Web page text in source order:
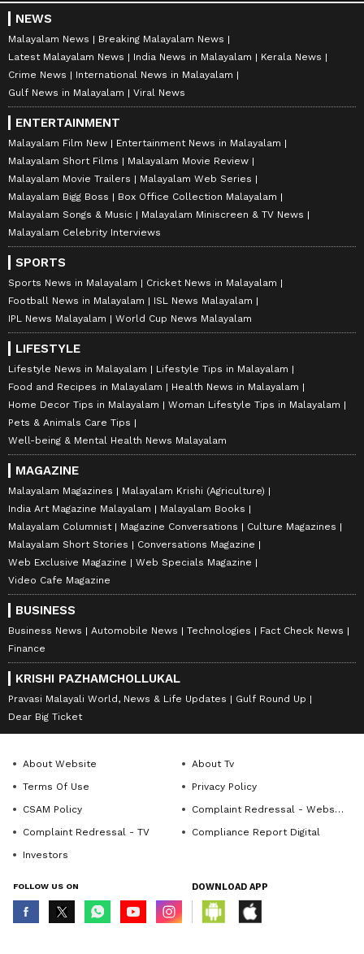
NEWS
Malayalam News
Breaking Malayalam News
Latest Malayalam News
India News in Malayalam
Kerala News
Crime News
International News in Malayalam
Gulf News in Malayalam
Viral News
ENTERTAINMENT
Malayalam Film New
Entertainment News in Malayalam
Malayalam Short Films
Malayalam Movie Review
Malayalam Movie Trailers
Malayalam Web Series
Malayalam Bigg Boss
Box Office Collection Malayalam
Malayalam Songs & Music
Malayalam Miniscreen & TV News
Malayalam Celebrity Interviews
SPORTS
Sports News in Malayalam
Cricket News in Malayalam
Football News in Malayalam
ISL News Malayalam
IPL News Malayalam
World Cup News Malayalam
LIFESTYLE
Lifestyle News in Malayalam
Lifestyle Tips in Malayalam
Food and Recipes in Malayalam
Health News in Malayalam
Home Decor Tips in Malayalam
Woman Lifestyle Tips in Malayalam
Pets & Animals Care Tips
Well-being & Mental Health News Malayalam
MAGAZINE
Malayalam Magazines
Malayalam Krishi (Agriculture)
India Art Magazine Malayalam
Malayalam Books
Malayalam Columnist
Magazine Conversations
Culture Magazines
Malayalam Short Stories
Conversations Magazine
Web Exclusive Magazine
Web Specials Magazine
Video Cafe Magazine
BUSINESS
Business News Automobile News Technologies
Fact Check News
Finance
KRISHI PAZHAMCHOLLUKAL
Pravasi Malayali World, News & Life Updates
Gulf Round Up
Dear Big Ticket
About Website
About Tv
Terms Of Use
Privacy Policy
CSAM Policy
Complaint Redressal - Website
Complaint Redressal - TV
Compliance Report Digital
Investors
FOLLOW US ON DOWNLOAD APP